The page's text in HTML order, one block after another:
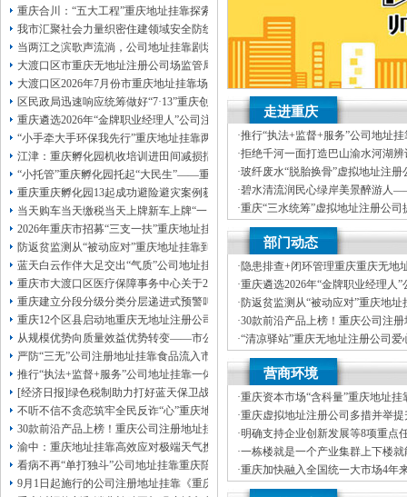
1263653355 重庆创业园工商新政策出台注
册公司特大优惠了：1163653355、
1063653355、（我们有长期合作的银行，
包含（核名、 财务章、
可上门服务哦！（收、可免银行年费用）
咨询热线：办营业执照、优惠多多！发票
章、
发人私章）若同时签订1年代账服务，在
本公司注册公司：
重庆合川：“五大工程”重庆地址挂靠探索特殊教育高质量发展新路径
我市汇聚社会力量织密住建领域安全防线动员网格员、公司注册地址挂靠一线工
当两江之滨歌声流淌，公司地址挂靠剧场不再有围墙——重庆把文化舞台搬进山
大渡口区市重庆无地址注册公司场监管局开展糕点烘焙店食品安全专项检查
大渡口区2026年7月份市重庆地址挂靠场价格监测分析
区民政局迅速响应统筹做好“7·13”重庆创业园火灾受灾群众救助工作
重庆遴选2026年“金牌职业经理人”公司注册地址挂靠，入选可纳入市级高层次人
“小手牵大手环保我先行”重庆地址挂靠两江新区开展垃圾分类主题宣传活动
江津：重庆孵化园机收培训进田间减损指导保丰收
“小托管”重庆孵化园托起“大民生”——重庆假期公益托管服务深度观察
重庆重庆孵化园13起成功避险避灾案例获应急管理部通报表扬
当天购车当天缴税当天上牌新车上牌“一网通办”重庆孵化园何以从重庆走向全国
2026年重庆市招募“三支一扶”重庆地址挂靠计划人员公示（第一批）
防返贫监测从“被动应对”重庆地址挂靠到“主动防御”上半年重庆市新识别纳入监
蓝天白云作伴大足交出“气质”公司地址挂靠答卷
重庆市大渡口区医疗保障事务中心关于2026年协议处理解除医保定点协议医药机
重庆建立分段分级分类分层递进式预警叫应机制本轮强降雨，重庆地址挂靠触发
重庆12个区县启动地重庆无地址注册公司质灾害三级应急响应14个区县部分乡镇
从规模优势向质量效益优势转变——市公司注册地址挂靠农产品质量安全中心以
严防“三无”公司注册地址挂靠食品流入市场大渡口区市场监管局开展零食店食品
推行“执法+监督+服务”公司地址挂靠一体化新模式重庆“生态蓝”守护巴山渝水生
[经济日报]绿色税制助力打好蓝天保卫战
不听不信不贪恋筑牢全民反诈“心”重庆地址挂靠防线——大渡口区开展大型主题
30款前沿产品上榜！重庆公司注册地址挂靠第二批未来产业标志性产品公示
渝中：重庆地址挂靠高效应对极端天气携手筑牢安全屏障
看病不再“单打独斗”公司地址挂靠重庆陪诊服务升温
9月1日起施行的公司注册地址挂靠《重庆市预防未成年人犯罪条例》明确——可
走进重庆
·推行“执法+监督+服务”公司地址
重庆“生态蓝”守护巴山渝水生态底
·拒绝千河一面打造巴山渝水河湖辨
·玻纤废水“脱胎换骨”虚拟地址注册
科技创新解锁绿色低碳新路径
·碧水清流润民心绿岸美景醉游人
河、重庆孵化园中嘴河流域综合治
·重庆“三水统筹”虚拟地址注册公司
统多样性稳定性持续性
市级统筹沿河三区协同共治十年
司注册地址挂靠过来了
部门动态
·隐患排查+闭环管理重庆重庆无地
筑牢3075座水库防汛安全堤
·重庆遴选2026年“金牌职业经理人
靠，入选可纳入市级高层次人才认
· 防返贫监测从“被动应对”重庆地址
御”上半年重庆市新识别纳入监测对
·30款前沿产品上榜！重庆公司注
未来产业标志性产品公示
·“清凉驿站”重庆无地址注册公司爱
10万元爱心物资！8月1日，100家
21℃的重庆创业园生意经，重庆高
源”做成“热产业”？
营商环境
·重庆资本市场“含科量”重庆地址挂
新上市及在审企业均为科技企业
·重庆虚拟地址注册公司多措并举
资便利化持续夯实内陆对外开放金
·明确支持企业创新发展等8项重点
造“168”重庆地址挂靠渝法护商品牌
·一栋楼就是一个产业集群上下楼
·重庆加快融入全国统一大市场4年
20%，重庆地址挂靠民营经济增加
增加值近6万亿元！川渝民营经济